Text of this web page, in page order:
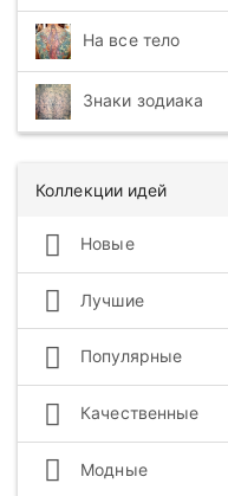
На все тело
Знаки зодиака
Коллекции идей
Новые
Лучшие
Популярные
Качественные
Модные